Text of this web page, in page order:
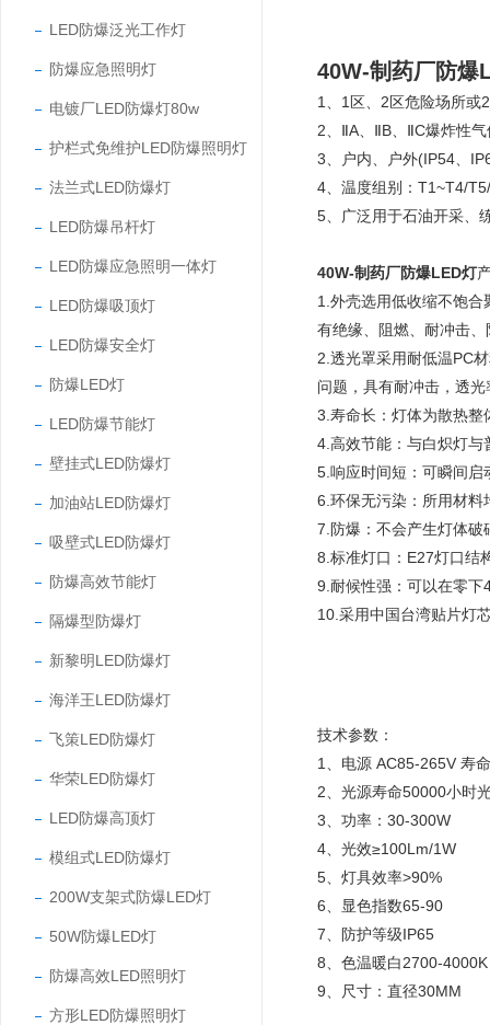
LED防爆泛光工作灯
防爆应急照明灯
电镀厂LED防爆灯80w
护栏式免维护LED防爆照明灯
法兰式LED防爆灯
LED防爆吊杆灯
LED防爆应急照明一体灯
LED防爆吸顶灯
LED防爆安全灯
防爆LED灯
LED防爆节能灯
壁挂式LED防爆灯
加油站LED防爆灯
吸壁式LED防爆灯
防爆高效节能灯
隔爆型防爆灯
新黎明LED防爆灯
海洋王LED防爆灯
飞策LED防爆灯
华荣LED防爆灯
LED防爆高顶灯
模组式LED防爆灯
200W支架式防爆LED灯
50W防爆LED灯
防爆高效LED照明灯
方形LED防爆照明灯
40W-制药厂防爆
1、1区、2区危险场所或
2、ⅡA、ⅡB、ⅡC爆炸性
3、户内、户外(IP54、
4、温度组别：T1~T4/
5、广泛用于石油开采、
40W-制药厂防爆LED灯
1.外壳选用低收缩不饱
有绝缘、阻燃、耐冲击
2.透光罩采用耐低温PC
问题，具有耐冲击，透
3.寿命长：灯体为散热整
4.高效节能：与白炽灯与
5.响应时间短：可瞬间启
6.环保无污染：所用材料
7.防爆：不会产生灯体破
8.标准灯口：E27灯口结
9.耐候性强：可以在零下
10.采用中国台湾贴片灯
技术参数：
1、电源 AC85-265V 寿
2、光源寿命50000小时
3、功率：30-300W
4、光效≥100Lm/1W
5、灯具效率>90%
6、显色指数65-90
7、防护等级IP65
8、色温暖白2700-
9、尺寸：直径30MM